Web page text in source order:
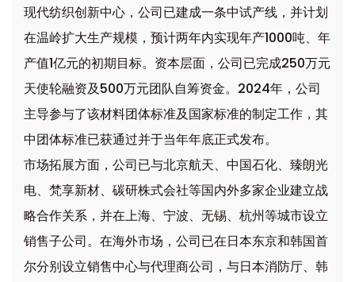
现代纺织创新中心，公司已建成一条中试产线，并计划
在温岭扩大生产规模，预计两年内实现年产1000吨、年
产值1亿元的初期目标。资本层面，公司已完成250万元
天使轮融资及500万元团队自筹资金。2024年，公司
主导参与了该材料团体标准及国家标准的制定工作，其
中团体标准已获通过并于当年年底正式发布。
市场拓展方面，公司已与北京航天、中国石化、臻朗光
电、梵享新材、碳研株式会社等国内外多家企业建立战
略合作关系，并在上海、宁波、无锡、杭州等城市设立
销售子公司。在海外市场，公司已在日本东京和韩国首
尔分别设立销售中心与代理商公司，与日本消防厅、韩